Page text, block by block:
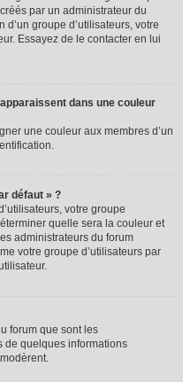
par un administrateur du
groupe d’utilisateurs, votre
Essayez de le contacter en lui
dans une couleur
une couleur aux membres d’un
défaut » ?
votre groupe
quelle sera la couleur et
administrateurs du forum
votre groupe d’utilisateurs par
forum que sont les
de quelques informations